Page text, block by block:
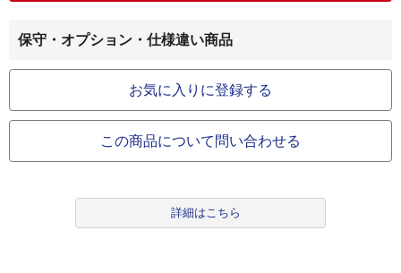
保守・オプション・仕様違い商品
お気に入りに登録する
この商品について問い合わせる
詳細はこちら